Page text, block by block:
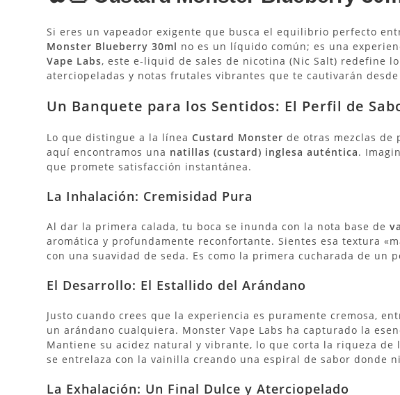
Si eres un vapeador exigente que busca el equilibrio perfecto
Monster Blueberry 30ml no es un líquido común; es una
Vape Labs, este e-liquid de sales de nicotina (Nic Salt) redefine
aterciopeladas y notas frutales vibrantes que te cautivarán
Un Banquete para los Sentidos: El Perfil de
Lo que distingue a la líneaCustard Monster de otras mezclas de
aquí encontramos una natillas (custard) inglesa auténtica.
que promete satisfacción instantánea.
La Inhalación: Cremisidad Pura
Al dar la primera calada, tu boca se inunda con la nota base de
aromática y profundamente reconfortante. Sientes esa textura
con una suavidad de seda. Es como la primera cucharada de un
El Desarrollo: El Estallido del Arándano
Justo cuando crees que la experiencia es puramente cremosa,
un arándano cualquiera. Monster Vape Labs ha capturado la
Mantiene su acidez natural y vibrante, lo que corta la riqueza de
se entrelaza con la vainilla creando una espiral de sabor donde
La Exhalación: Un Final Dulce y Aterciopelado